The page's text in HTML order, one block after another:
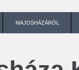
MAJOSHÁZÁRÓL